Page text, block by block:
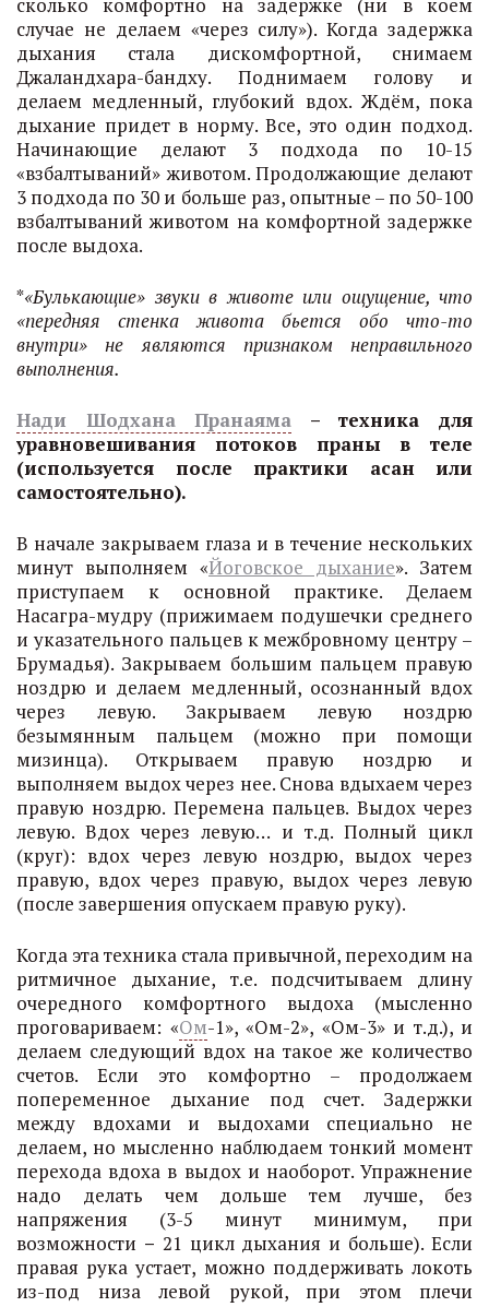
случае не делаем «через силу»). Когда задержка
дыхания стала дискомфортной, снимаем
Джаландхара-бандху. Поднимаем голову и
делаем медленный, глубокий вдох. Ждём, пока
дыхание придет в норму. Все, это один подход.
Начинающие делают 3 подхода по 10-15
«взбалтываний» животом. Продолжающие делают
3 подхода по 30 и больше раз, опытные – по 50-100
взбалтываний животом на комфортной задержке
после выдоха.
*«Булькающие» звуки в животе или ощущение, что
«передняя стенка живота бьется обо что-то
внутри» не являются признаком неправильного
выполнения.
Нади Шодхана Пранаяма – техника для
уравновешивания потоков праны в теле
(используется после практики асан или
самостоятельно).
В начале закрываем глаза и в течение нескольких
минут выполняем «Йоговское дыхание». Затем
приступаем к основной практике. Делаем
Насагра-мудру (прижимаем подушечки среднего
и указательного пальцев к межбровному центру –
Брумадья). Закрываем большим пальцем правую
ноздрю и делаем медленный, осознанный вдох
через левую. Закрываем левую ноздрю
безымянным пальцем (можно при помощи
мизинца). Открываем правую ноздрю и
выполняем выдох через нее. Снова вдыхаем через
правую ноздрю. Перемена пальцев. Выдох через
левую. Вдох через левую… и т.д. Полный цикл
(круг): вдох через левую ноздрю, выдох через
правую, вдох через правую, выдох через левую
(после завершения опускаем правую руку).
Когда эта техника стала привычной, переходим на
ритмичное дыхание, т.е. подсчитываем длину
очередного комфортного выдоха (мысленно
проговариваем: «Ом-1», «Ом-2», «Ом-3» и т.д.), и
делаем следующий вдох на такое же количество
счетов. Если это комфортно – продолжаем
попеременное дыхание под счет. Задержки
между вдохами и выдохами специально не
делаем, но мысленно наблюдаем тонкий момент
перехода вдоха в выдох и наоборот. Упражнение
надо делать чем дольше тем лучше, без
напряжения (3-5 минут минимум, при
возможности – 21 цикл дыхания и больше). Если
правая рука устает, можно поддерживать локоть
из-под низа левой рукой, при этом плечи